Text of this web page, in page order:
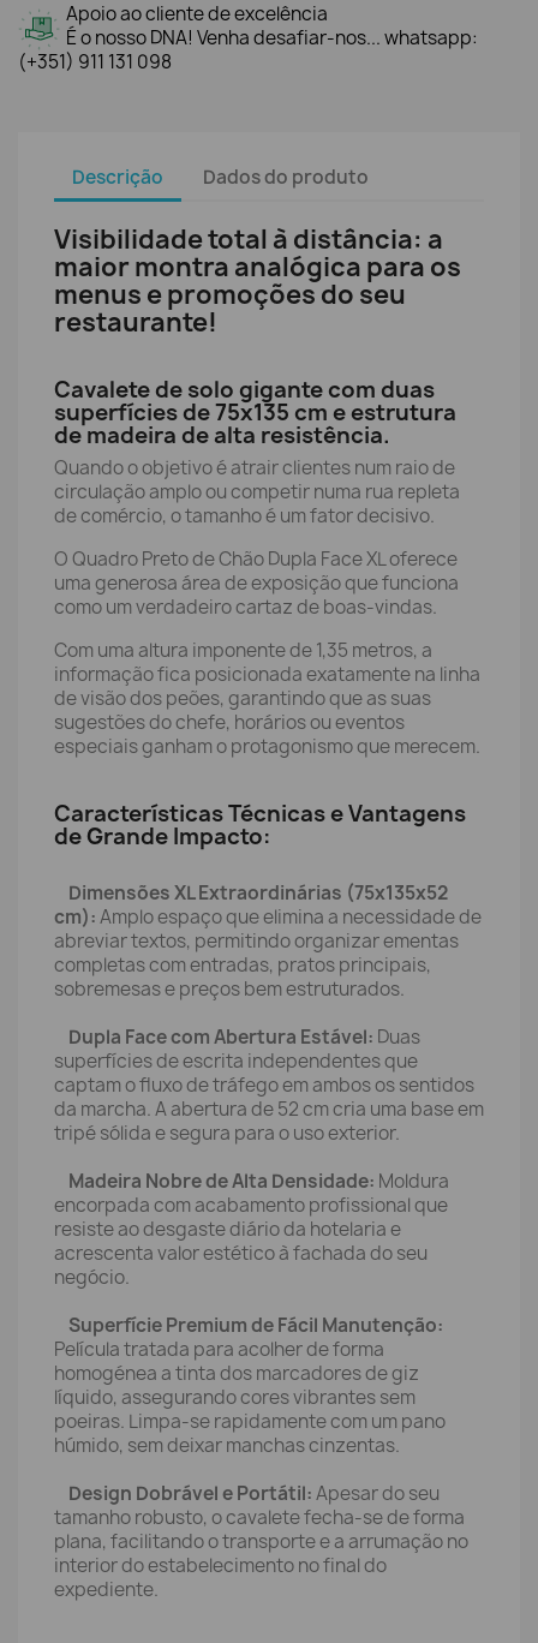
Apoio ao cliente de excelência
É o nosso DNA! Venha desafiar-nos... whatsapp:
(+351) 911 131 098
Descrição Dados do produto
Visibilidade total à distância: a
maior montra analógica para os
menus e promoções do seu
restaurante!
Cavalete de solo gigante com duas
superfícies de 75x135 cm e estrutura
de madeira de alta resistência.
Quando o objetivo é atrair clientes num raio de
circulação amplo ou competir numa rua repleta
de comércio, o tamanho é um fator decisivo.
O Quadro Preto de Chão Dupla Face XL oferece
uma generosa área de exposição que funciona
como um verdadeiro cartaz de boas-vindas.
Com uma altura imponente de 1,35 metros, a
informação fica posicionada exatamente na linha
de visão dos peões, garantindo que as suas
sugestões do chefe, horários ou eventos
especiais ganham o protagonismo que merecem.
Características Técnicas e Vantagens
de Grande Impacto:
Dimensões XL Extraordinárias (75x135x52
cm):Amplo espaço que elimina a necessidade de
abreviar textos, permitindo organizar ementas
completas com entradas, pratos principais,
sobremesas e preços bem estruturados.
Dupla Face com Abertura Estável: Duas
superfícies de escrita independentes que
captam o fluxo de tráfego em ambos os sentidos
da marcha. A abertura de 52 cm cria uma base em
tripé sólida e segura para o uso exterior.
Madeira Nobre de Alta Densidade: Moldura
encorpada com acabamento profissional que
resiste ao desgaste diário da hotelaria e
acrescenta valor estético à fachada do seu
negócio.
Superfície Premium de Fácil Manutenção:
Película tratada para acolher de forma
homogénea a tinta dos marcadores de giz
líquido, assegurando cores vibrantes sem
poeiras. Limpa-se rapidamente com um pano
húmido, sem deixar manchas cinzentas.
Design Dobrável e Portátil:Apesar do seu
tamanho robusto, o cavalete fecha-se de forma
plana, facilitando o transporte e a arrumação no
interior do estabelecimento no final do
expediente.